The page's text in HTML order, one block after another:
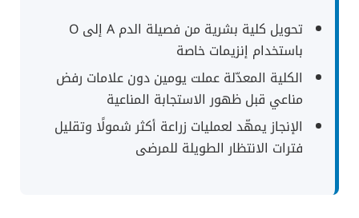
تحويل كلية بشرية من فصيلة الدم A إلى O
باستخدام إنزيمات خاصة
الكلية المعدّلة عملت يومين دون علامات رفض
مناعي قبل ظهور الاستجابة المناعية
الإنجاز يمهّد لعمليات زراعة أكثر شمولًا وتقليل
فترات الانتظار الطويلة للمرضى